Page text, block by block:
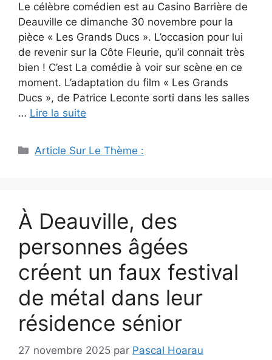
Le célèbre comédien est au Casino Barrière de
Deauville ce dimanche 30 novembre pour la
pièce « Les Grands Ducs ». L’occasion pour lui
de revenir sur la Côte Fleurie, qu’il connait très
bien ! C’est La comédie à voir sur scène en ce
moment. L’adaptation du film « Les Grands
Ducs », de Patrice Leconte sorti dans les salles
… Lire la suite
Catégories
Article Sur Le Thème :
À Deauville, des
personnes âgées
créent un faux festival
de métal dans leur
résidence sénior
27 novembre 2025 par Pascal Hoarau